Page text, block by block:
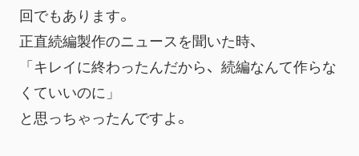
回でもあります。
正直続編製作のニュースを聞いた時、
「キレイに終わったんだから、続編なんて作らな
くていいのに」
と思っちゃったんですよ。